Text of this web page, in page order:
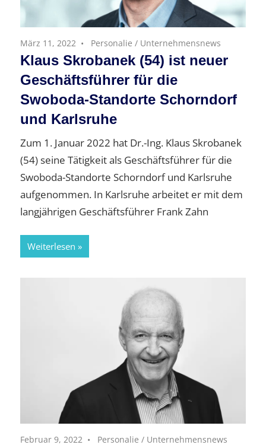
März 11, 2022 Personalie / Unternehmensnews
Klaus Skrobanek (54) ist neuer
Geschäftsführer für die
Swoboda-Standorte Schorndorf
und Karlsruhe
Zum 1. Januar 2022 hat Dr.-Ing. Klaus Skrobanek
(54) seine Tätigkeit als Geschäftsführer für die
Swoboda-Standorte Schorndorf und Karlsruhe
aufgenommen. In Karlsruhe arbeitet er mit dem
langjährigen Geschäftsführer Frank Zahn
Weiterlesen
Februar 9, 2022 Personalie / Unternehmensnews